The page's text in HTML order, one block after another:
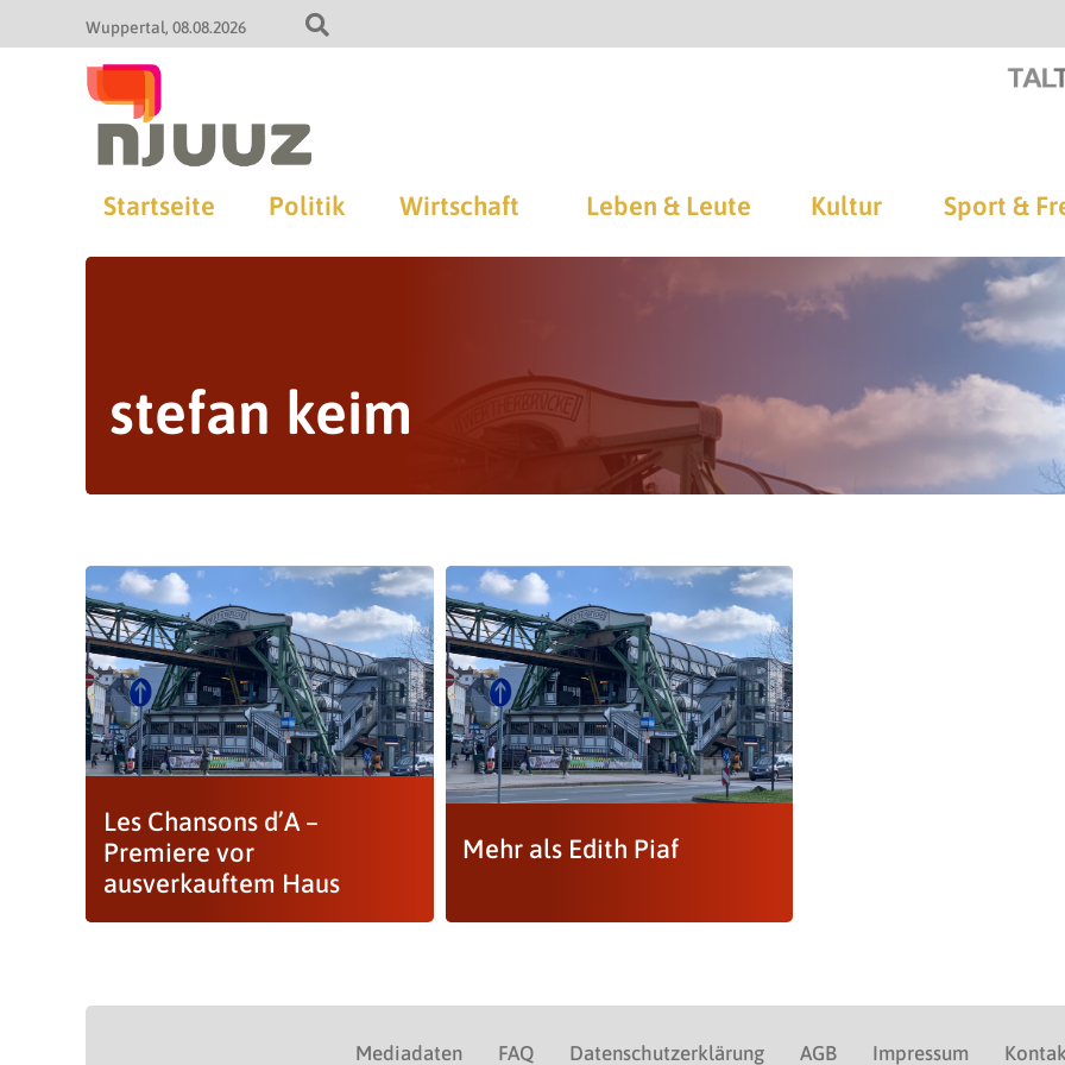
Wuppertal 08.08.2026
Startseite Politik Wirtschaft Leben & Leute Kultur Sport &
stefan keim
Les Chansons d’A –
Premiere vor
ausverkauftem Haus
Mehr als Edith Piaf
Mediadaten FAQ Datenschutzerklärung AGB Impressum